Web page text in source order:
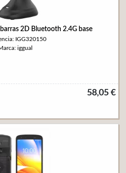
2D Bluetooth 2.4G base
IGG320150
iggual
58,05 €